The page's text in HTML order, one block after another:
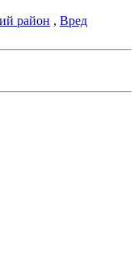
район , Вред